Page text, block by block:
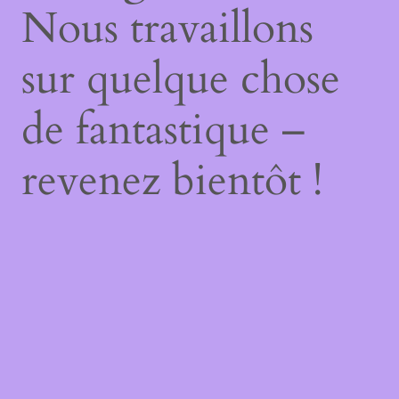
Nous travaillons
sur quelque chose
de fantastique –
revenez bientôt !